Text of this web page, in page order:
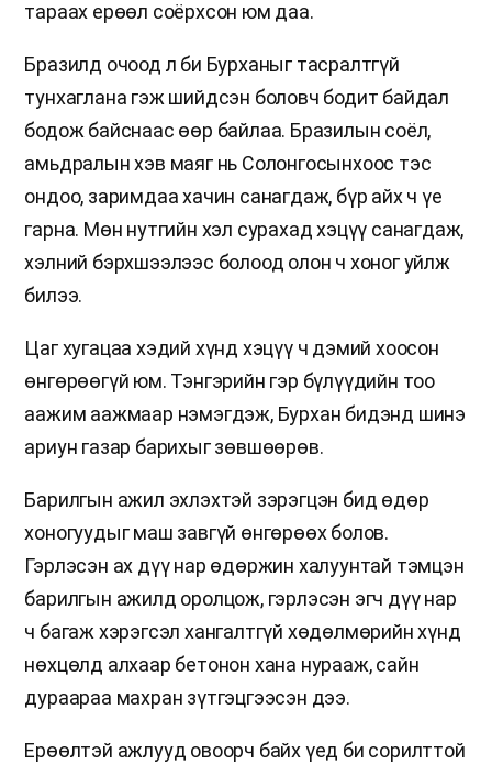
тараах ерөөл соёрхсон юм даа.
Бразилд очоод л би Бурханыг тасралтгүй
тунхаглана гэж шийдсэн боловч бодит байдал
бодож байснаас өөр байлаа. Бразилын соёл,
амьдралын хэв маяг нь Солонгосынхоос тэс
ондоо, заримдаа хачин санагдаж, бүр айх ч үе
гарна. Мөн нутгийн хэл сурахад хэцүү санагдаж,
хэлний бэрхшээлээс болоод олон ч хоног уйлж
билээ.
Цаг хугацаа хэдий хүнд хэцүү ч дэмий хоосон
өнгөрөөгүй юм. Тэнгэрийн гэр бүлүүдийн тоо
аажим аажмаар нэмэгдэж, Бурхан бидэнд шинэ
ариун газар барихыг зөвшөөрөв.
Барилгын ажил эхлэхтэй зэрэгцэн бид өдөр
хоногуудыг маш завгүй өнгөрөөх болов.
Гэрлэсэн ах дүү нар өдөржин халуунтай тэмцэн
барилгын ажилд оролцож, гэрлэсэн эгч дүү нар
ч багаж хэрэгсэл хангалтгүй хөдөлмөрийн хүнд
нөхцөлд алхаар бетонон хана нурааж, сайн
дураараа махран зүтгэцгээсэн дээ.
Ерөөлтэй ажлууд овоорч байх үед би сорилттой